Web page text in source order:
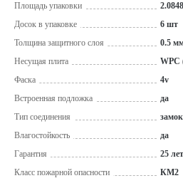
Площадь упаковки
Досок в упаковке
6 шт
Толщина защитного слоя
0.5
Несущая плита
Фаска
4v
Встроенная подложка
да
Тип соединения
замок
Влагостойкость
да
Гарантия
25 лет
Класс пожарной опасности
КМ2